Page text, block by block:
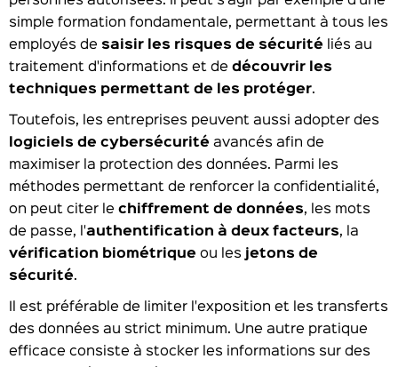
simple formation fondamentale, permettant à tous les
employés de saisir les risques de sécurité liés au
traitement d'informations et de découvrir les
techniques permettant de les protéger.
Toutefois, les entreprises peuvent aussi adopter des
logiciels de cybersécurité avancés afin de
maximiser la protection des données. Parmi les
méthodes permettant de renforcer la confidentialité,
on peut citer le chiffrement de données, les mots
de passe, l'authentification à deux facteurs, la
vérification biométrique ou les jetons de
sécurité.
Il est préférable de limiter l'exposition et les transferts
des données au strict minimum. Une autre pratique
efficace consiste à stocker les informations sur des